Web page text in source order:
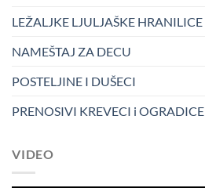
LEŽALJKE LJULJAŠKE HRANILICE
NAMEŠTAJ ZA DECU
POSTELJINE I DUŠECI
PRENOSIVI KREVECI i OGRADICE
VIDEO